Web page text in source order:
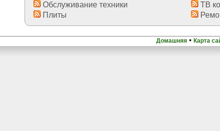
Обслуживание техники
ТВ
Плиты
Домашняя • Карта